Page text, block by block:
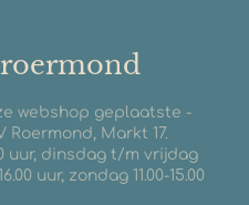
webshop geplaatste -
Markt 17.
uur, dinsdag t/m vrijdag
uur, zondag 11.00-15.00